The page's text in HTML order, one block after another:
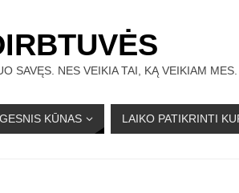
SAVĘS. NES VEIKIA TAI, KĄ VEIKIAM MES.
KŪNAS LAIKO PATIKRINTI